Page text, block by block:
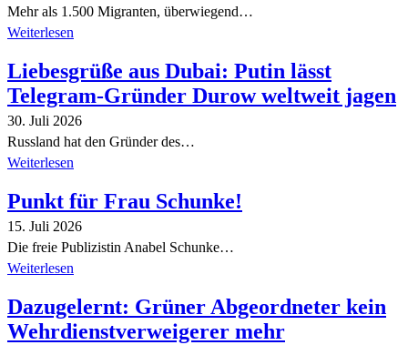
Mehr als 1.500 Migranten, überwiegend…
Weiterlesen
Liebesgrüße aus Dubai: Putin lässt
Telegram-Gründer Durow weltweit jagen
30. Juli 2026
Russland hat den Gründer des…
Weiterlesen
Punkt für Frau Schunke!
15. Juli 2026
Die freie Publizistin Anabel Schunke…
Weiterlesen
Dazugelernt: Grüner Abgeordneter kein
Wehrdienstverweigerer mehr